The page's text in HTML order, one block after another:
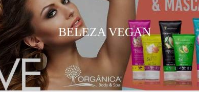
BELEZA VEGAN